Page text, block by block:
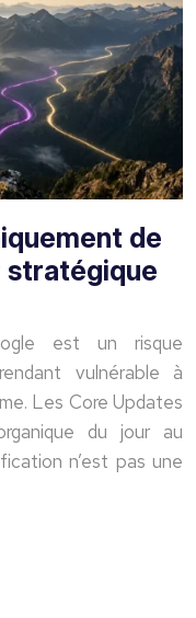
de
stratégique
est un risque
vulnérable à
Les Core Updates
du jour au
n’est pas une